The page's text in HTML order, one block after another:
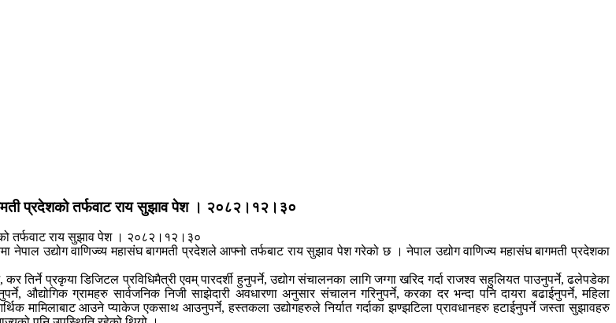
प्रदेशको तर्फवाट राय सुझाव पेश । २०८२।१२।३०
उद्योग वाणिज्व्य महासंघ बागमती प्रदेशले आफ्नो तर्फबाट राय सुझाव पेश गरेको छ । नेपाल उद्योग वाणिज्य महासंघ बागमती प्रदेशका
प्रकृया डिजिटल प्रविधिमैत्री एवम् पारदर्शी हुनुपर्ने, उद्योग संचालनका लागि जग्गा खरिद गर्दा राजश्व सहुलियत पाउनुपर्ने, ढलेपडेका
औद्योगिक ग्रामहरु सार्वजनिक निजी साझेदारी अवधारणा अनुसार संचालन गरिनुपर्ने, करका दर भन्दा पनि दायरा बढाईनुपर्ने, महिला
मामिलाबाट आउने प्याकेज एकसाथ आउनुपर्ने, हस्तकला उद्योगहरुले निर्यात गर्दाका झण्झटिला प्रावधानहरु हटाईनुपर्ने जस्ता सुझावहरु